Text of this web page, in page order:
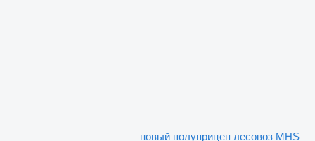
новый полуприцеп лесовоз MHS